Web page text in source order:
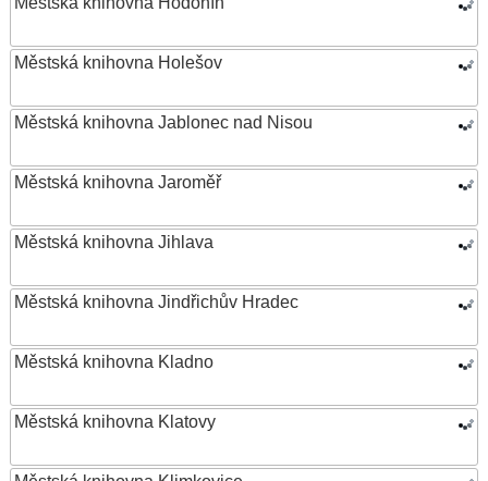
Městská knihovna Holešov
Městská knihovna Jablonec nad Nisou
Městská knihovna Jaroměř
Městská knihovna Jihlava
Městská knihovna Jindřichův Hradec
Městská knihovna Kladno
Městská knihovna Klatovy